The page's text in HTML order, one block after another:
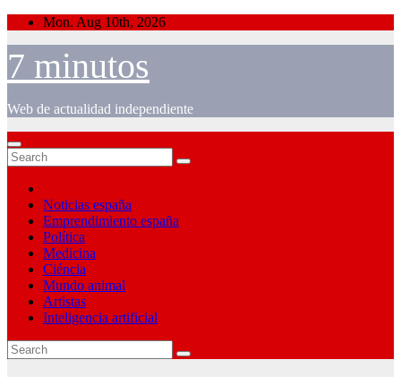
Skip
content
Mon. Aug 10th, 2026
7 minutos
Web de actualidad independiente
Noticias españa
Emprendimiento españa
Política
Medicina
Ciéncia
Mundo animal
Artistas
Inteligencia artificial